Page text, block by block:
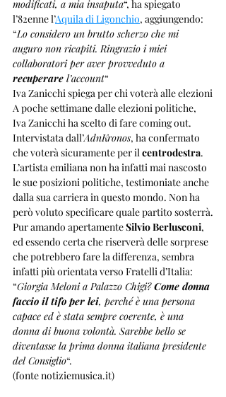
modificati, a mia insaputa“, ha spiegato
l’82enne l’Aquila di Ligonchio, aggiungendo:
“Lo considero un brutto scherzo che mi
auguro non ricapiti. Ringrazio i miei
collaboratori per aver provveduto a
recuperare l’account“
Iva Zanicchi spiega per chi voterà alle elezioni
A poche settimane dalle elezioni politiche,
Iva Zanicchi ha scelto di fare coming out.
Intervistata dall’AdnKronos, ha confermato
che voterà sicuramente per il centrodestra.
L’artista emiliana non ha infatti mai nascosto
le sue posizioni politiche, testimoniate anche
dalla sua carriera in questo mondo. Non ha
però voluto specificare quale partito sosterrà.
Pur amando apertamente Silvio Berlusconi,
ed essendo certa che riserverà delle sorprese
che potrebbero fare la differenza, sembra
infatti più orientata verso Fratelli d’Italia:
“Giorgia Meloni a Palazzo Chigi? Come donna
faccio il tifo per lei, perché è una persona
capace ed è stata sempre coerente, è una
donna di buona volontà. Sarebbe bello se
diventasse la prima donna italiana presidente
del Consiglio“.
(fonte notiziemusica.it)